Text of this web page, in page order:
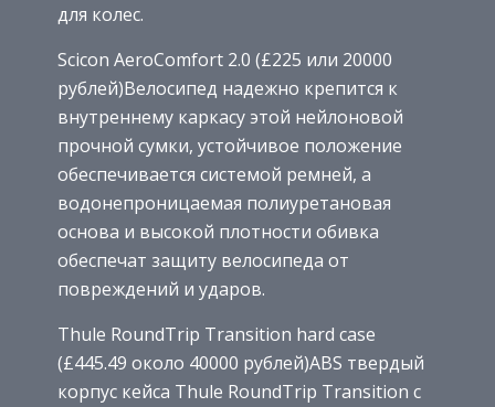
для колес.
Scicon AeroComfort 2.0 (£225 или 20000
рублей)Велосипед надежно крепится к
внутреннему каркасу этой нейлоновой
прочной сумки, устойчивое положение
обеспечивается системой ремней, а
водонепроницаемая полиуретановая
основа и высокой плотности обивка
обеспечат защиту велосипеда от
повреждений и ударов.
Thule RoundTrip Transition hard case
(£445.49 около 40000 рублей)ABS твердый
корпус кейса Thule RoundTrip Transition с